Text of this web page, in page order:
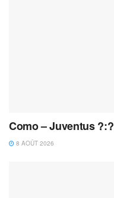
Como – Juventus ?:?
8 AOÛT 2026